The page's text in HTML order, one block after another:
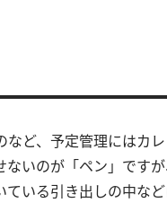
ど、予定管理にはカ
いのが「ペン」です
いる引き出しの中な